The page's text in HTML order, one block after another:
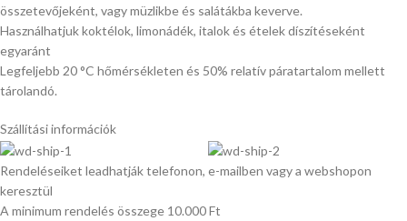
összetevőjeként, vagy müzlikbe és salátákba keverve.
Használhatjuk koktélok, limonádék, italok és ételek díszítéseként
egyaránt
Legfeljebb 20 °C hőmérsékleten és 50% relatív páratartalom mellett
tárolandó.
Szállítási információk
Rendeléseiket leadhatják telefonon, e-mailben vagy a webshopon
keresztül
A minimum rendelés összege 10.000 Ft